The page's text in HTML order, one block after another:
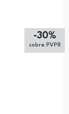
-30%
sobre PVPR